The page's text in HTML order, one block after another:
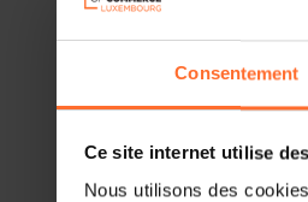
Consentement
Ce site internet utilise
Nous utilisons des